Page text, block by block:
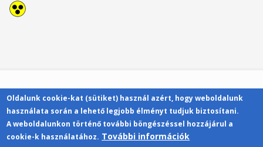
Kapcsolat
Oldalunk cookie-kat (sütiket) használ azért, hogy weboldalunk
használata során a lehető legjobb élményt tudjuk biztosítani.
A weboldalunkon történő további böngészéssel hozzájárul a
cookie-k használatához. További információk